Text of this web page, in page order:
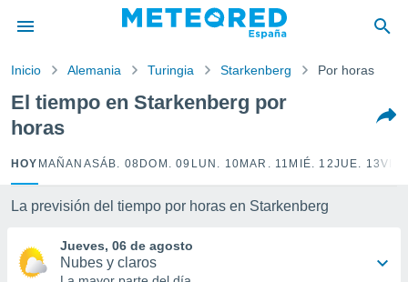
por
para
la
calidad.
a este
las
y
forma
Inicio Alemania Turingia Starkenberg Por horas
El tiempo en Starkenberg por
horas
HOY MAÑANASÁB. 08 DOM. 09 LUN. 10 MAR. 11 MIÉ. 12JUE. 13VIE.
La previsión del tiempo por horas en Starkenberg
Jueves, 06 de agosto
Nubes y claros